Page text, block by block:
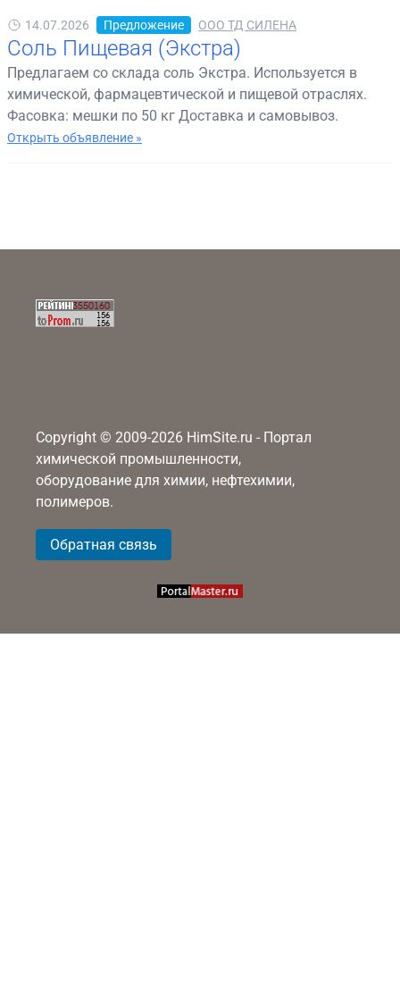
14.07.2026 Предложение ООО ТД СИЛЕНА
Соль Пищевая (Экстра)
Предлагаем со склада соль Экстра. Используется в
химической, фармацевтической и пищевой отраслях.
Фасовка: мешки по 50 кг Доставка и самовывоз.
Открыть объявление »
Copyright © 2009-2026 HimSite.ru - Портал
химической промышленности,
оборудование для химии, нефтехимии,
полимеров.
Обратная связь